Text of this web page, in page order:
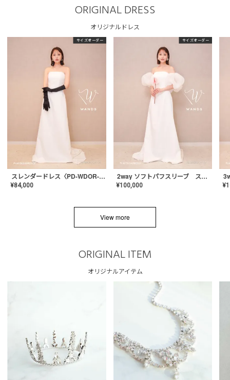
ORIGINAL DRESS
オリジナルドレス
サイズオーダー
スレンダードレス〈PD-WDOR-2110〉
¥84,000
サイズオーダー
2way ソフトパフスリーブ スレンダードレス〈PD-WDOR-2112〉
¥100,000 ¥
View more
ORIGINAL ITEM
オリジナルアイテム